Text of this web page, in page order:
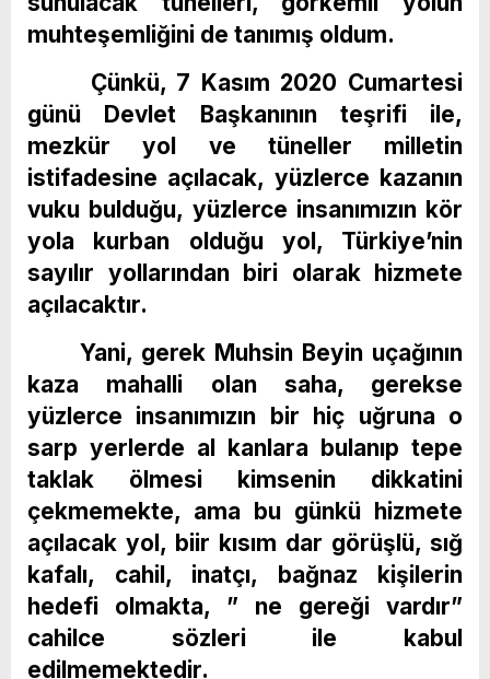
muhteşemliğini de tanımış oldum.
Çünkü, 7 Kasım 2020 Cumartesi
günü Devlet Başkanının teşrifi ile,
mezkür yol ve tüneller milletin
istifadesine açılacak, yüzlerce kazanın
vuku bulduğu, yüzlerce insanımızın kör
yola kurban olduğu yol, Türkiye’nin
sayılır yollarından biri olarak hizmete
açılacaktır.
Yani, gerek Muhsin Beyin uçağının
kaza mahalli olan saha, gerekse
yüzlerce insanımızın bir hiç uğruna o
sarp yerlerde al kanlara bulanıp tepe
taklak ölmesi kimsenin dikkatini
çekmemekte, ama bu günkü hizmete
açılacak yol, biir kısım dar görüşlü, sığ
kafalı, cahil, inatçı, bağnaz kişilerin
hedefi olmakta, ” ne gereği vardır”
cahilce sözleri ile kabul
edilmemektedir.